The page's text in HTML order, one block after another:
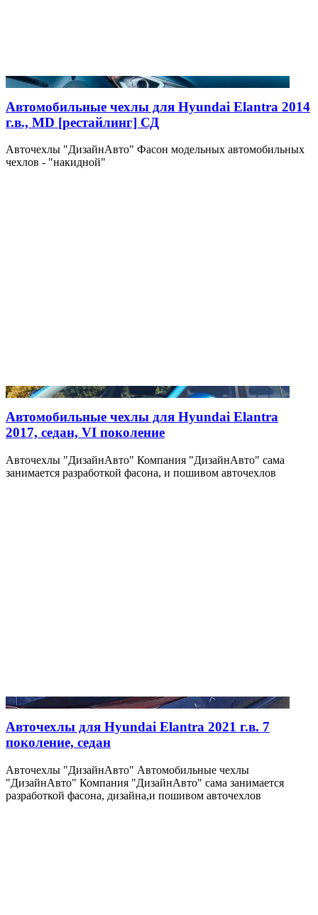
Автомобильные чехлы для Hyundai Elantra 2014
г.в., MD [рестайлинг] СД
Авточехлы "ДизайнАвто" Фасон модельных автомобильных
чехлов - "накидной"
Автомобильные чехлы для Hyundai Elantra
2017, седан, VI поколение
Авточехлы "ДизайнАвто" Компания "ДизайнАвто" сама
занимается разработкой фасона, и пошивом авточехлов
Авточехлы для Hyundai Elantra 2021 г.в. 7
поколение, седан
Авточехлы "ДизайнАвто" Автомобильные чехлы
"ДизайнАвто" Компания "ДизайнАвто" сама занимается
разработкой фасона, дизайна,и пошивом авточехлов